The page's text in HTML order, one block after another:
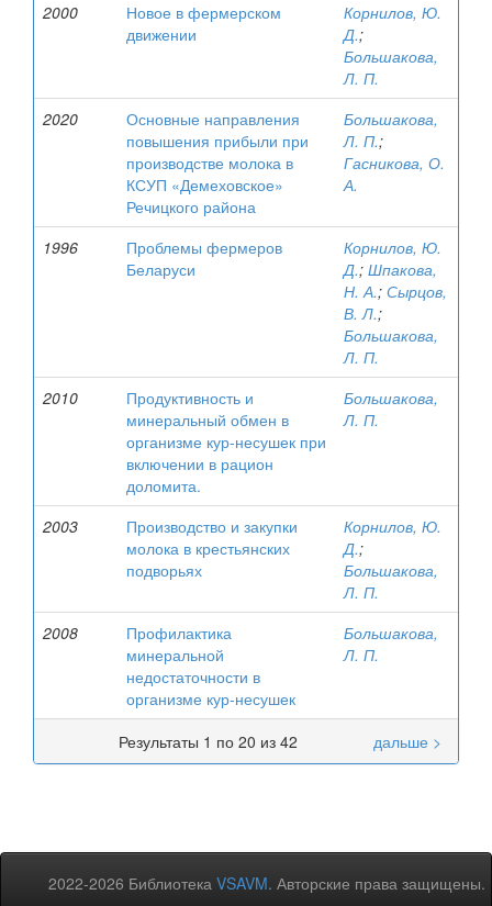
2000
Новое в фермерском
движении
Корнилов, Ю.
Д.;
Большакова,
Л. П.
2020
Основные направления
повышения прибыли при
производстве молока в
КСУП «Демеховское»
Речицкого района
Большакова,
Л. П.;
Гасникова, О.
А.
1996
Проблемы фермеров
Беларуси
Корнилов, Ю.
Д.; Шпакова,
Н. А.; Сырцов,
В. Л.;
Большакова,
Л. П.
2010
Продуктивность и
минеральный обмен в
организме кур-несушек при
включении в рацион
доломита.
Большакова,
Л. П.
2003
Производство и закупки
молока в крестьянских
подворьях
Корнилов, Ю.
Д.;
Большакова,
Л. П.
2008
Профилактика
минеральной
недостаточности в
организме кур-несушек
Большакова,
Л. П.
Результаты 1 по 20 из 42 дальше >
2022-2026 Библиотека VSAVM. Авторские права защищены.